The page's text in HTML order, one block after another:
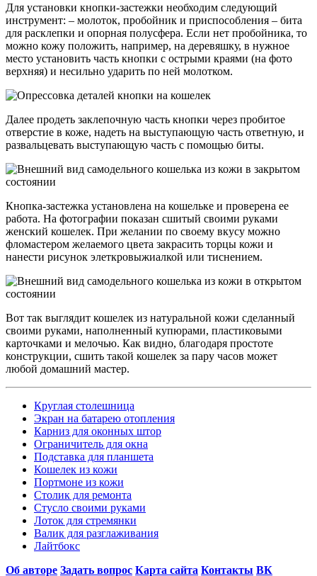
Для установки кнопки-застежки необходим следующий
инструмент: – молоток, пробойник и приспособления – бита
для расклепки и опорная полусфера. Если нет пробойника, то
можно кожу положить, например, на деревяшку, в нужное
место установить часть кнопки с острыми краями (на фото
верхняя) и несильно ударить по ней молотком.
Далее продеть заклепочную часть кнопки через пробитое
отверстие в коже, надеть на выступающую часть ответную, и
развальцевать выступающую часть с помощью биты.
Кнопка-застежка установлена на кошельке и проверена ее
работа. На фотографии показан сшитый своими руками
женский кошелек. При желании по своему вкусу можно
фломастером желаемого цвета закрасить торцы кожи и
нанести рисунок элеткровыжиалкой или тиснением.
Вот так выглядит кошелек из натуральной кожи сделанный
своими руками, наполненный купюрами, пластиковыми
карточками и мелочью. Как видно, благодаря простоте
конструкции, сшить такой кошелек за пару часов может
любой домашний мастер.
Круглая столешница
Экран на батарею отопления
Карниз для оконных штор
Ограничитель для окна
Подставка для планшета
Кошелек из кожи
Портмоне из кожи
Столик для ремонта
Стусло своими руками
Лоток для стремянки
Валик для разглаживания
Лайтбокс
Об авторе Задать вопрос Карта сайта Контакты ВК